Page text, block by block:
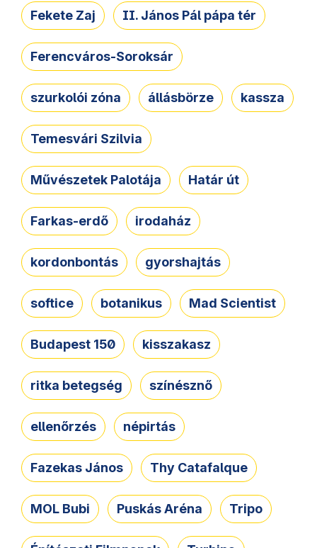
Fekete Zaj II. János Pál pápa tér
Ferencváros-Soroksár
szurkolói zóna állásbörze kassza
Temesvári Szilvia
Művészetek Palotája Határ út
Farkas-erdő irodaház
kordonbontás gyorshajtás
softice botanikus Mad Scientist
Budapest 150 kisszakasz
ritka betegség színésznő
ellenőrzés népirtás
Fazekas János Thy Catafalque
MOL Bubi Puskás Aréna Tripo